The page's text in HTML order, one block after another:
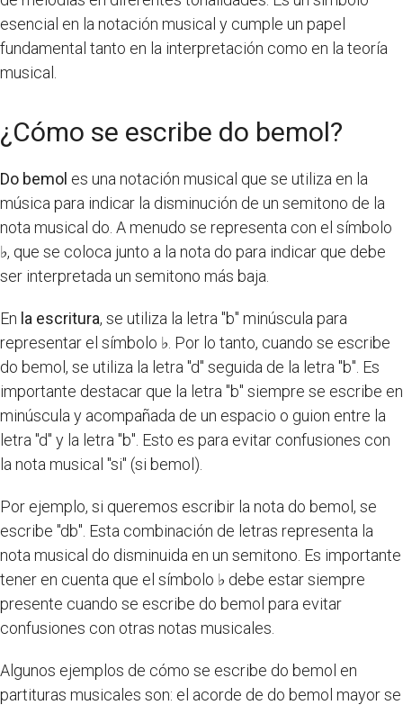
esencial en la notación musical y cumple un papel
fundamental tanto en la interpretación como en la teoría
musical.
¿Cómo se escribe do bemol?
Do bemol es una notación musical que se utiliza en la
música para indicar la disminución de un semitono de la
nota musical do. A menudo se representa con el símbolo
♭, que se coloca junto a la nota do para indicar que debe
ser interpretada un semitono más baja.
En la escritura, se utiliza la letra "b" minúscula para
representar el símbolo ♭. Por lo tanto, cuando se escribe
do bemol, se utiliza la letra "d" seguida de la letra "b". Es
importante destacar que la letra "b" siempre se escribe en
minúscula y acompañada de un espacio o guion entre la
letra "d" y la letra "b". Esto es para evitar confusiones con
la nota musical "si" (si bemol).
Por ejemplo, si queremos escribir la nota do bemol, se
escribe "db". Esta combinación de letras representa la
nota musical do disminuida en un semitono. Es importante
tener en cuenta que el símbolo ♭ debe estar siempre
presente cuando se escribe do bemol para evitar
confusiones con otras notas musicales.
Algunos ejemplos de cómo se escribe do bemol en
partituras musicales son: el acorde de do bemol mayor se